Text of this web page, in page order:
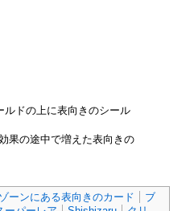
ルドの上に表向きのシール
果の途中で増えた表向きの
ーンにある表向きのカード
ブ